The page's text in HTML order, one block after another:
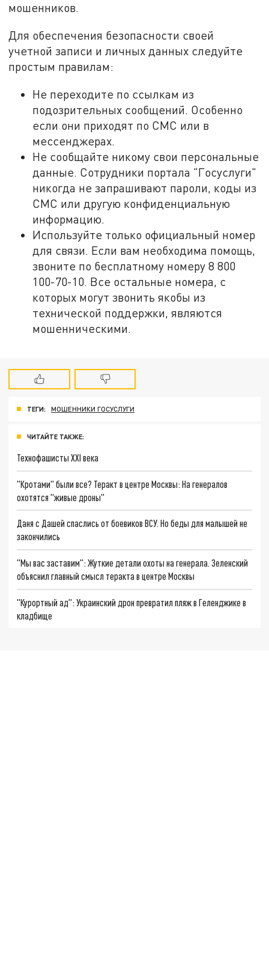
мошенников.
Для обеспечения безопасности своей
учетной записи и личных данных следуйте
простым правилам:
Не переходите по ссылкам из
подозрительных сообщений. Особенно
если они приходят по СМС или в
мессенджерах.
Не сообщайте никому свои персональные
данные. Сотрудники портала "Госуслуги"
никогда не запрашивают пароли, коды из
СМС или другую конфиденциальную
информацию.
Используйте только официальный номер
для связи. Если вам необходима помощь,
звоните по бесплатному номеру 8 800
100-70-10. Все остальные номера, с
которых могут звонить якобы из
технической поддержки, являются
мошенническими.
ТЕГИ: МОШЕННИКИ ГОСУСЛУГИ
ЧИТАЙТЕ ТАКЖЕ:
Технофашисты XXI века
"Кротами" были все? Теракт в центре Москвы: На генералов
охотятся "живые дроны"
Даня с Дашей спаслись от боевиков ВСУ. Но беды для малышей не
закончились
"Мы вас заставим": Жуткие детали охоты на генерала. Зеленский
объяснил главный смысл теракта в центре Москвы
"Курортный ад": Украинский дрон превратил пляж в Геленджике в
кладбище